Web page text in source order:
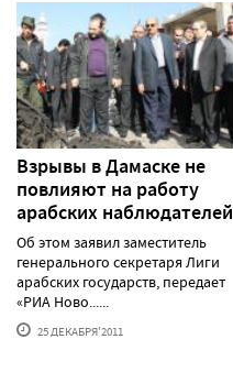
Взрывы в Дамаске не
повлияют на работу
арабских наблюдателей
Об этом заявил заместитель
генерального секретаря Лиги
арабских государств, передает
«РИА Ново......
25 ДЕКАБРЯ'2011